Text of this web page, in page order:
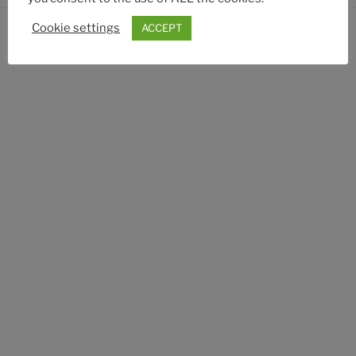
Datenschutzerklärung Stolz präsentiert von WordPress
Cookie settings ACCEPT